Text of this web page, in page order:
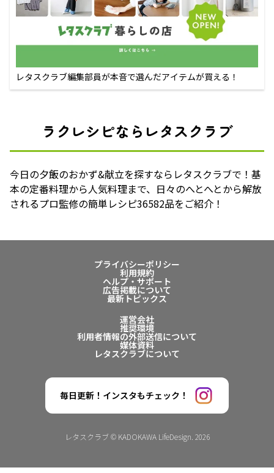
レタスクラブ編集部員が本音で選んだアイテムが買える！
ラクレシピならレタスクラブ
今日の夕飯のおかず&献立を探すならレタスクラブで！基
本の定番料理から人気料理まで、日々のへとへとから解放
されるプロ監修の簡単レシピ36582品をご紹介！
プライバシーポリシー
利用規約
ヘルプ・サポート
広告掲載について
最新トピックス
運営会社
推奨環境
利用者情報の外部送信について
媒体資料
レタスクラブについて
毎日更新！インスタもチェック！
レタスクラブ © KADOKAWA LifeDesign. 2026